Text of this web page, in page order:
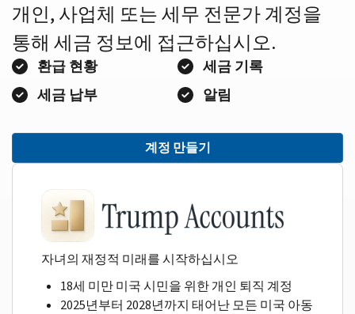
개인, 사업체 또는 세무 전문가 계정을
통해 세금 정보에 접근하십시오.
환급 현황
세금 기록
세금 납부
알림
계정 만들기
자녀의 재정적 미래를 시작하십시오
18세 미만 미국 시민을 위한 개인 퇴직 계정
2025년부터 2028년까지 태어난 모든 미국 아동